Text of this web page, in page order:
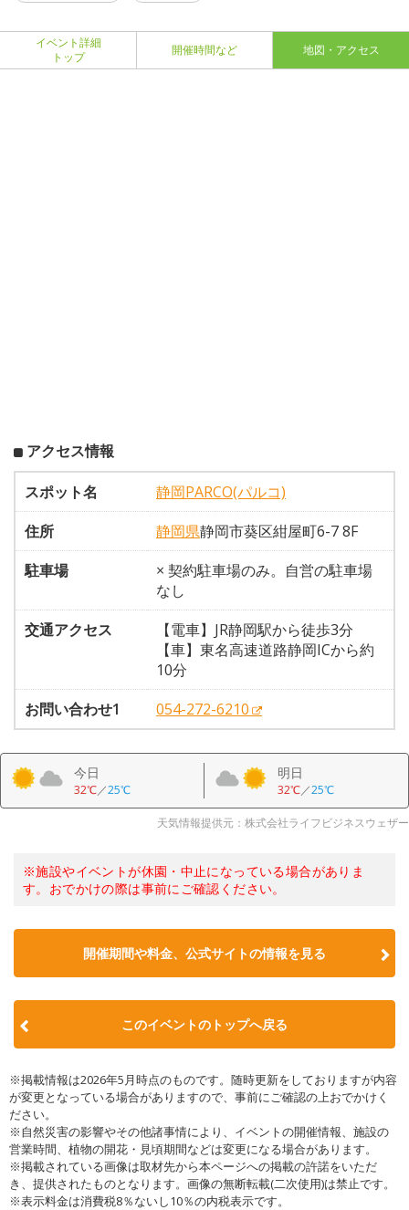
イベント詳細
トップ
開催時間など 地図・アクセス
アクセス情報
スポット名
静岡PARCO(パルコ)
住所
静岡県静岡市葵区紺屋町6-7 8F
駐車場
× 契約駐車場のみ。自営の駐車場
なし
交通アクセス
【電車】JR静岡駅から徒歩3分
【車】東名高速道路静岡ICから約
10分
お問い合わせ1
054-272-6210
今日
32℃／25℃
明日
32℃／25℃
天気情報提供元：株式会社ライフビジネスウェザー
※施設やイベントが休園・中止になっている場合がありま
す。おでかけの際は事前にご確認ください。
開催期間や料金、公式サイトの情報を見る
このイベントのトップへ戻る
※掲載情報は2026年5月時点のものです。随時更新をしておりますが内容
が変更となっている場合がありますので、事前にご確認の上おでかけく
ださい。
※自然災害の影響やその他諸事情により、イベントの開催情報、施設の
営業時間、植物の開花・見頃期間などは変更になる場合があります。
※掲載されている画像は取材先から本ページへの掲載の許諾をいただ
き、提供されたものとなります。画像の無断転載(二次使用)は禁止です。
※表示料金は消費税8％ないし10％の内税表示です。